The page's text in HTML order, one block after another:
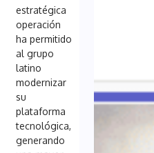
estratégica
operación
ha permitido
al grupo
latino
modernizar
su
plataforma
tecnológica,
generando